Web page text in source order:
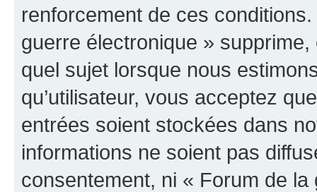
renforcement de ces
guerre électronique »
quel sujet lorsque nous
qu’utilisateur, vous acceptez
entrées soient stockées dans
informations ne soient pas
consentement, ni « Forum de